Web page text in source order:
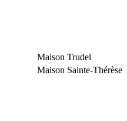
Maison Trudel
Maison Sainte-Thérèse